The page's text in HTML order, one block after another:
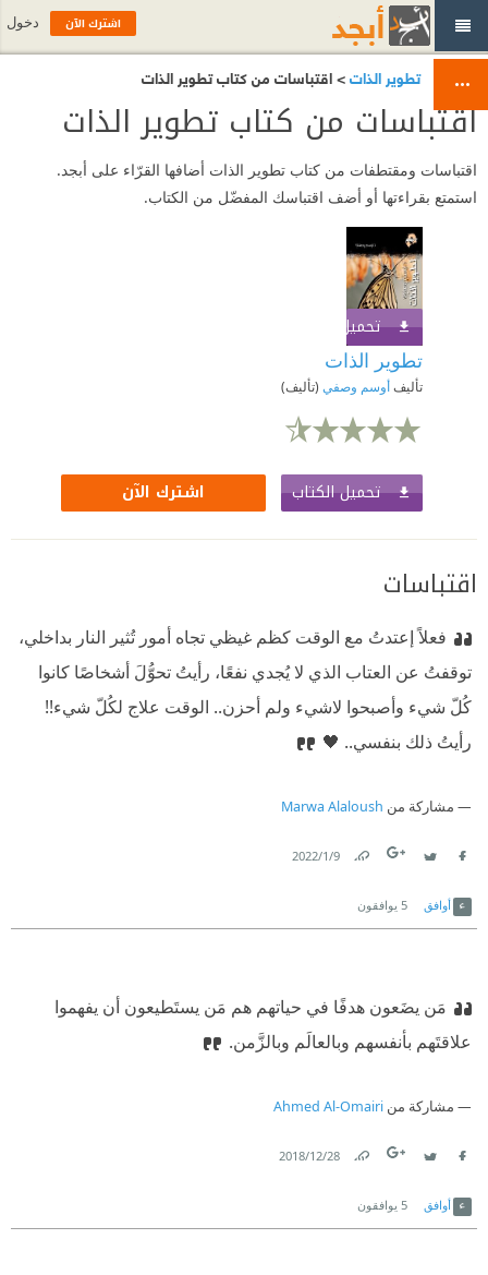
تطوير الذات> اقتباسات من كتاب تطوير الذات
اقتباسات من كتاب تطوير الذات
اقتباسات ومقتطفات من كتاب تطوير الذات أضافها القرّاء على أبجد.
استمتع بقراءتها أو أضف اقتباسك المفضّل من الكتاب.
تحميل الكتاب
تطوير الذات
تأليفأوسم وصفي (تأليف)
تحميل الكتاب اشترك الآن
اقتباسات
‏فعلاً إعتدتُ مع الوقت كظم غيظي تجاه أمور تُثير النار بداخلي،
توقفتُ عن العتاب الذي لا يُجدي نفعًا، رأيتُ تحوُّلَ أشخاصًا كانوا
كُلّ شيء وأصبحوا لاشيء ولم أحزن.. الوقت علاج لكُلّ شيء!!
رأيتُ ذلك بنفسي.. 🖤
مشاركة من Marwa Alaloush
9‏/1‏/2022
أوافق 5 يوافقون
مَن يضَعون هدفًا في حياتهم هم مَن يستَطيعون أن يفهموا
علاقتَهم بأنفسهم وبالعالَم وبالزَّمن.
مشاركة من Ahmed Al-Omairi
28‏/12‏/2018
أوافق 5 يوافقون
اشترك الآن دخول